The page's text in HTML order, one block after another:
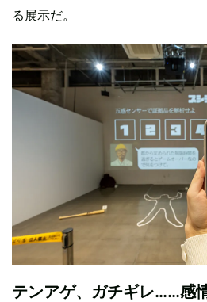
る展示だ。
テンアゲ、ガチギレ……感